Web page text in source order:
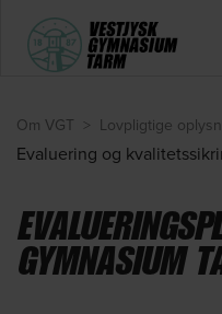
Om VGT > Lovpligtige
Evaluering og
GYMNASIUM